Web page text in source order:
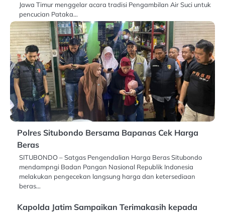
Jawa Timur menggelar acara tradisi Pengambilan Air Suci untuk
pencucian Pataka…
Polres Situbondo Bersama Bapanas Cek Harga
Beras
SITUBONDO – Satgas Pengendalian Harga Beras Situbondo
mendampngi Badan Pangan Nasional Republik Indonesia
melakukan pengecekan langsung harga dan ketersediaan
beras…
Kapolda Jatim Sampaikan Terimakasih kepada